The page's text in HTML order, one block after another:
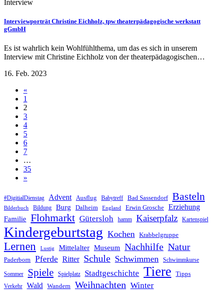
Interview
Interviewporträt Christine Eichholz, tpw theaterpädagogische werkstatt
gGmbH
Es ist wahrlich kein Wohlfühlthema, um das es sich in unserem
Interview mit Christine Eichholz von der theaterpädagogischen…
16. Feb. 2023
«
1
2
3
4
5
6
7
…
35
»
#DigitialDienstag Advent Ausflug Babytreff Bad Sassendorf Basteln
Bilderbuch Bildung Burg Dalheim England Erwin Grosche Erziehung
Familie Flohmarkt Gütersloh hamm Kaiserpfalz Kartenspiel
Kindergeburtstag Kochen Krabbelgruppe
Lernen Lustig Mittelalter Museum Nachhilfe Natur
Paderborn Pferde Ritter Schule Schwimmen Schwimmkurse
Sommer Spiele Spielplatz Stadtgeschichte Tiere Tipps
Verkehr Wald Wandern Weihnachten Winter